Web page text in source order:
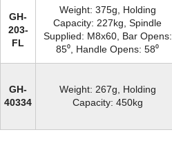
GH-
203-
FL
Weight: 375g, Holding
Capacity: 227kg, Spindle
Supplied: M8x60, Bar Opens:
85⁰, Handle Opens: 58⁰
GH-
40334
Weight: 267g, Holding
Capacity: 450kg